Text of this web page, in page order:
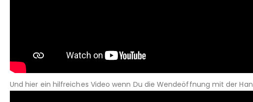
Und hier ein hilfreiches Video wenn Du die Wendeöffnung mit der